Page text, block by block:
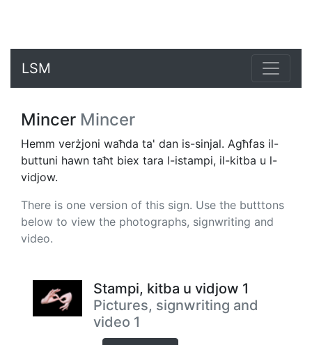
LSM
Mincer Mincer
Hemm verżjoni waħda ta' dan is-sinjal. Agħfas il-
buttuni hawn taħt biex tara l-istampi, il-kitba u l-
vidjow.
There is one version of this sign. Use the butttons
below to view the photographs, signwriting and
video.
Stampi, kitba u vidjow 1
Pictures, signwriting and
video 1